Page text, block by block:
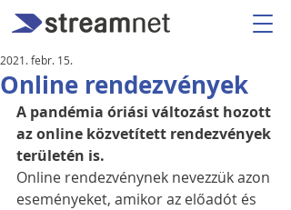
Online rendezvények
2021. febr. 15.
A pandémia óriási változást hozott
az online közvetített rendezvények
területén is.
Online rendezvénynek nevezzük azon
eseményeket, amikor az előadót és